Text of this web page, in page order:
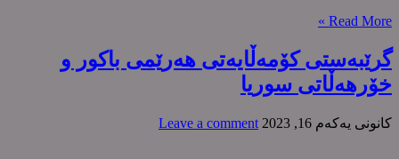
Read More »
گرێبەستی کۆمەڵایەتی هەرێمی باکور و
خۆرهەڵاتی سوریا
كانونی یه‌كه‌م 16, 2023 Leave a comment